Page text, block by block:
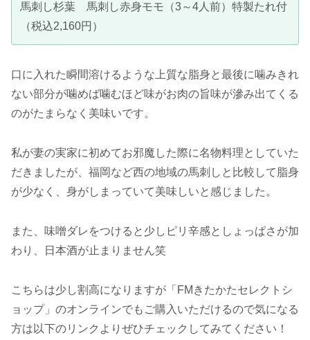
馬刺し杉葉 馬刺し赤身モモ（3～4人前）特製たれ付
（税込2,160円）
口に入れた瞬間溶けるような上質な脂身と最後に噛みきれ
ない部分が噛めば噛むほど味がお肉の旨味が滲み出てくる
のがたまらなく美味いです。
私が妻の実家に初めてお邪魔した際に名物料理としていた
だきましたが、福岡など西の地域の馬刺しと比較して脂身
が少なく、身がしまっていて美味しいと感じました。
また、味噌ダレをつけると少しピリ辛感としょっぱさが加
わり、日本酒が止まりません笑
こちらは少し割高になりますが「FMきたかたセレクトシ
ョップ」のオンラインでもご購入いただけるので気になる
方は以下のリンクよりぜひチェックしてみてください！